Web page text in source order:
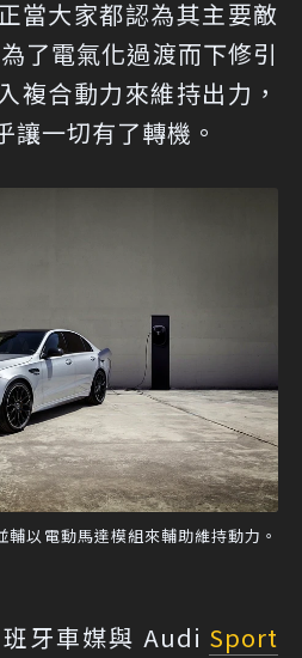
當大家都認為其主要敵
了電氣化過渡而下修引
複合動力來維持出力，
讓一切有了轉機。
以電動馬達模組來輔助維持動力。
牙車媒與 Audi Sport